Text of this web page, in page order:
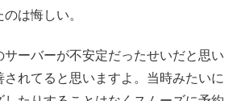
は悔しい。
サーバーが不安定だったせいだと思い
されてると思いますよ。当時みたいに